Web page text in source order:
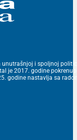
unutrašnjoj i spoljnoj
je 2017. godine
godine nastavlja sa